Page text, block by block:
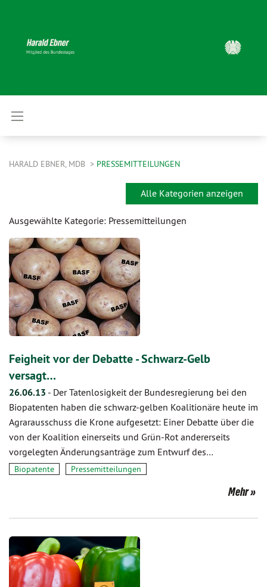
HARALD EBNER, MDB PRESSEMITTEILUNGEN
Alle Kategorien anzeigen
Ausgewählte Kategorie: Pressemitteilungen
Feigheit vor der Debatte - Schwarz-Gelb
versagt…
26.06.13 - Der Tatenlosigkeit der Bundesregierung bei den
Biopatenten haben die schwarz-gelben Koalitionäre heute im
Agrarausschuss die Krone aufgesetzt: Einer Debatte über die
von der Koalition einerseits und Grün-Rot andererseits
vorgelegten Änderungsanträge zum Entwurf des…
Biopatente Pressemitteilungen
Mehr